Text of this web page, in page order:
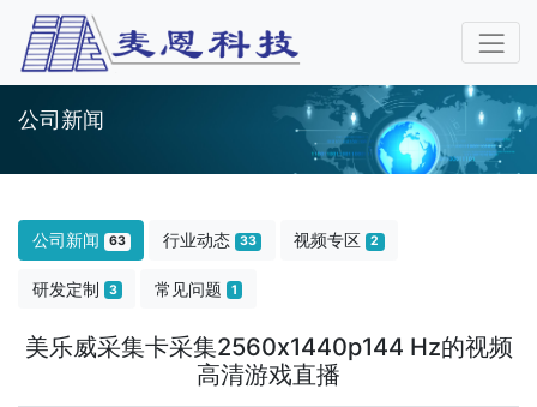
公司新闻
公司新闻 63 行业动态 33 视频专区 2
研发定制 3 常见问题 1
美乐威采集卡采集2560x1440p144 Hz的视频
高清游戏直播